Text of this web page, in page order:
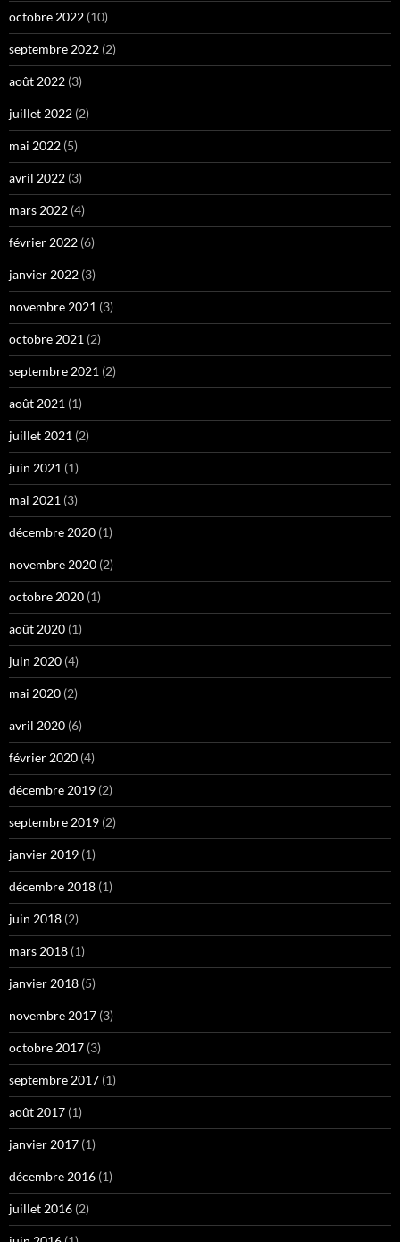
octobre 2022 (10)
septembre 2022 (2)
août 2022 (3)
juillet 2022 (2)
mai 2022 (5)
avril 2022 (3)
mars 2022 (4)
février 2022 (6)
janvier 2022 (3)
novembre 2021 (3)
octobre 2021 (2)
septembre 2021 (2)
août 2021 (1)
juillet 2021 (2)
juin 2021 (1)
mai 2021 (3)
décembre 2020 (1)
novembre 2020 (2)
octobre 2020 (1)
août 2020 (1)
juin 2020 (4)
mai 2020 (2)
avril 2020 (6)
février 2020 (4)
décembre 2019 (2)
septembre 2019 (2)
janvier 2019 (1)
décembre 2018 (1)
juin 2018 (2)
mars 2018 (1)
janvier 2018 (5)
novembre 2017 (3)
octobre 2017 (3)
septembre 2017 (1)
août 2017 (1)
janvier 2017 (1)
décembre 2016 (1)
juillet 2016 (2)